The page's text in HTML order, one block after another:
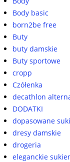
Body basic
born2be free
Buty
buty damskie
Buty sportowe
cropp
Czółenka
decathlon
DODATKI
dopasowane
dresy damskie
drogeria
eleganckie